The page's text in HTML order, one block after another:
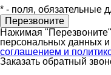
* - поля, обязательные
Нажимая
персональных данных и
соглашением и
Заказать обратный